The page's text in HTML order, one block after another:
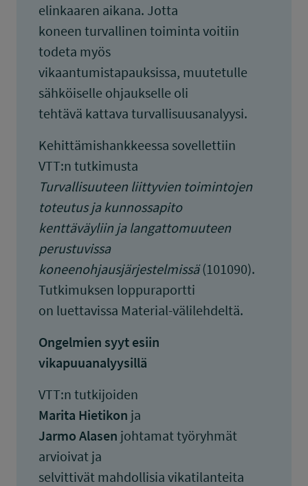
elinkaaren aikana. Jotta
koneen turvallinen toiminta voitiin
todeta myös
vikaantumistapauksissa, muutetulle
sähköiselle ohjaukselle oli
tehtävä kattava turvallisuusanalyysi.
Kehittämishankkeessa sovellettiin
VTT:n tutkimusta
Turvallisuuteen liittyvien toimintojen
toteutus ja kunnossapito
kenttäväyliin ja langattomuuteen
perustuvissa
koneenohjausjärjestelmissä(101090).
Tutkimuksen loppuraportti
on luettavissa Material-välilehdeltä.
Ongelmien syyt esiin
vikapuuanalyysillä
VTT:n tutkijoiden
Marita Hietikon ja
Jarmo Alasen johtamat työryhmät
arvioivat ja
selvittivät mahdollisia vikatilanteita